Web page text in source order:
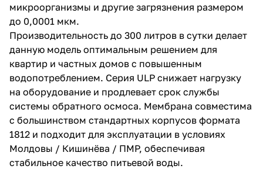
микроорганизмы и другие загрязнения размером
до 0,0001 мкм.
Производительность до 300 литров в сутки делает
данную модель оптимальным решением для
квартир и частных домов с повышенным
водопотреблением. Серия ULP снижает нагрузку
на оборудование и продлевает срок службы
системы обратного осмоса. Мембрана совместима
с большинством стандартных корпусов формата
1812 и подходит для эксплуатации в условиях
Молдовы / Кишинёва / ПМР, обеспечивая
стабильное качество питьевой воды.